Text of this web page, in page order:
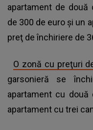
apartament de
de 300 de euro şi un
preţ de închiriere de
O zonă cu preţuri
garsonieră se
apartament cu
apartament cu trei